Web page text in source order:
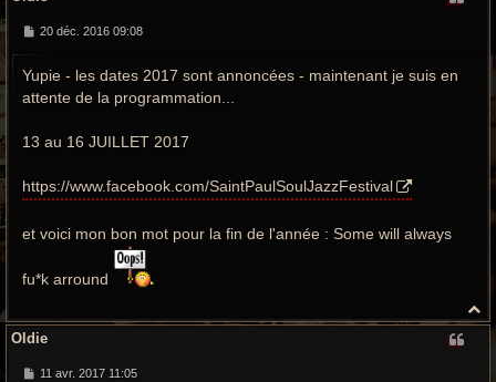
M
s
a
g
20 déc. 2016 09:08
Yupie - les dates 2017 sont annoncées - maintenant je suis en
attente de la programmation...
13 au 16 JUILLET 2017
https://www.facebook.com/SaintPaulSoulJazzFestival
et voici mon bon mot pour la fin de l'année : Some will always
fu*k arround
a
Oldie
M11 avr. 2017 11:05